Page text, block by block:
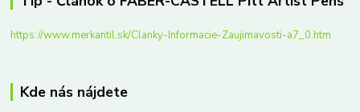
https://www.merkantil.sk/Clanky-Informacie-Zaujimavosti-a7_0.htm
Kde nás nájdete